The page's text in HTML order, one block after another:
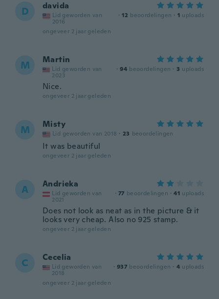
D davida
Lid geworden van
2016
· 12 beoordelingen · 1 uploads
ongeveer 2 jaar geleden
M Martin
Lid geworden van
2023
· 94 beoordelingen · 3 uploads
Nice.
ongeveer 2 jaar geleden
M Misty
Lid geworden van 2018 · 23 beoordelingen
It was beautiful
ongeveer 2 jaar geleden
A Andrieka
Lid geworden van
2021
· 77 beoordelingen · 41 uploads
Does not look as neat as in the picture & it
looks very cheap. Also no 925 stamp.
ongeveer 2 jaar geleden
C Cecelia
Lid geworden van
2018
· 937 beoordelingen · 4 uploads
ongeveer 2 jaar geleden